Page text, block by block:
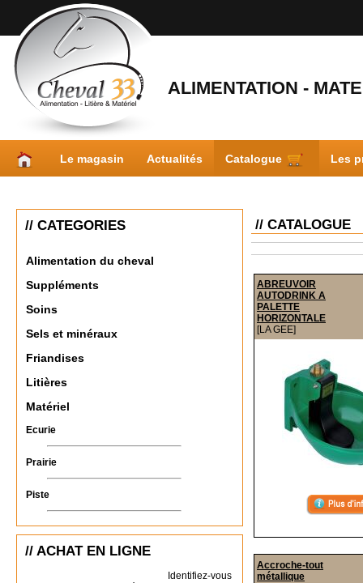
ALIMENTATION -
Le magasin Actualités Catalogue Les
// CATEGORIES
Alimentation du cheval
Suppléments
Soins
Sels et minéraux
Friandises
Litières
Matériel
Ecurie
Prairie
Piste
// ACHAT EN LIGNE
Identifiez-vous
// CATALOGUE
ABREUVOIR
AUTODRINK A
PALETTE
HORIZONTALE
[LA GEE]
Accroche-tout
métallique